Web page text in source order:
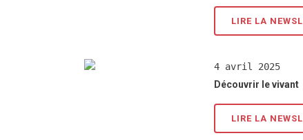
LIRE LA
4 avril 2025
Découvrir le vivant
LIRE LA